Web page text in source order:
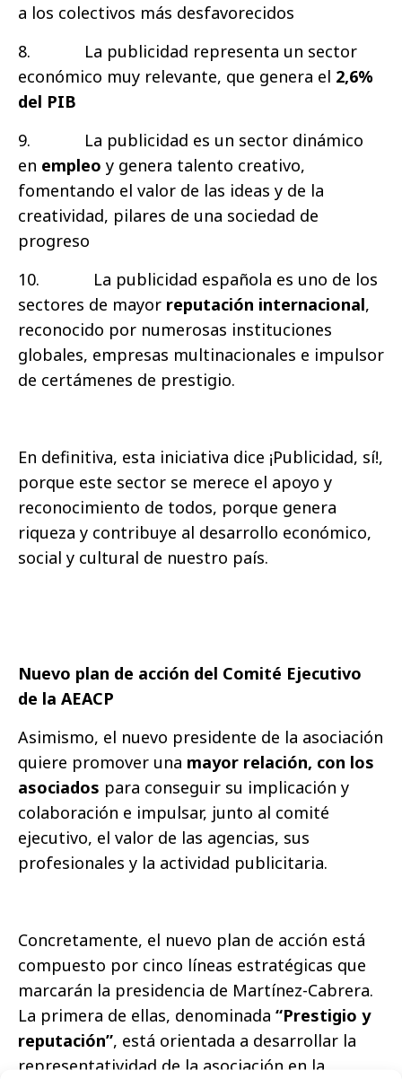
a los colectivos más desfavorecidos
8.
La publicidad representa un sector
económico muy relevante, que genera el 2,6%
del PIB
9.
La publicidad es un sector dinámico
en empleo y genera talento creativo,
fomentando el valor de las ideas y de la
creatividad, pilares de una sociedad de
progreso
10.
La publicidad española es uno de los
sectores de mayor reputación internacional,
reconocido por numerosas instituciones
globales, empresas multinacionales e impulsor
de certámenes de prestigio.
En definitiva, esta iniciativa dice ¡Publicidad, sí!,
porque este sector se merece el apoyo y
reconocimiento de todos, porque genera
riqueza y contribuye al desarrollo económico,
social y cultural de nuestro país.
Nuevo plan de acción del Comité Ejecutivo
de la AEACP
Asimismo, el nuevo presidente de la asociación
quiere promover una mayor relación, con los
asociados para conseguir su implicación y
colaboración e impulsar, junto al comité
ejecutivo, el valor de las agencias, sus
profesionales y la actividad publicitaria.
Concretamente, el nuevo plan de acción está
compuesto por cinco líneas estratégicas que
marcarán la presidencia de Martínez-Cabrera.
La primera de ellas, denominada “Prestigio y
reputación”, está orientada a desarrollar la
representatividad de la asociación en la